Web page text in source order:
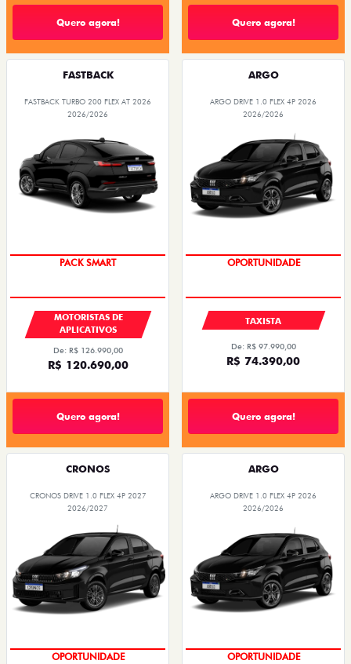
Quero agora! Quero agora!
FASTBACK
FASTBACK TURBO 200 FLEX AT 2026
2026/2026
PACK SMART
MOTORISTAS DE
APLICATIVOS
De: R$ 126.990,00
R$ 120.690,00
Quero agora!
ARGO
ARGO DRIVE 1.0 FLEX 4P 2026
2026/2026
OPORTUNIDADE
TAXISTA
De: R$ 97.990,00
R$ 74.390,00
Quero agora!
CRONOS
CRONOS DRIVE 1.0 FLEX 4P 2027
2026/2027
OPORTUNIDADE
ARGO
ARGO DRIVE 1.0 FLEX 4P 2026
2026/2026
OPORTUNIDADE